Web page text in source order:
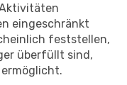
eingeschränkt
feststellen,
überfüllt sind,